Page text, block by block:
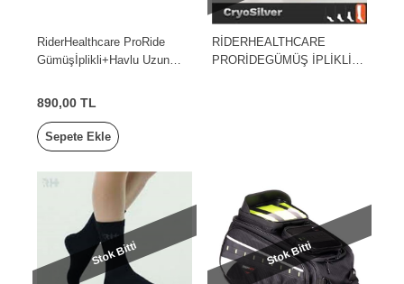
RiderHealthcare ProRide
Gümüşİplikli+Havlu Uzun
Tek Ebat
890,00 TL
Sepete Ekle
RİDERHEALTHCARE
PRORİDEGÜMÜŞ İPLİKLİ
Stok Bitti Stok Bitti